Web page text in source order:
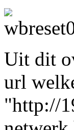
Uit dit
url
"http://